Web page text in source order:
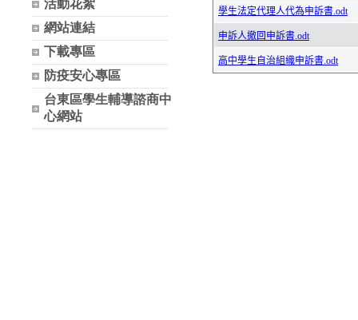
活動花絮
網站連結
下載專區
防疫安心專區
台東區學生輔導諮商中
心網站